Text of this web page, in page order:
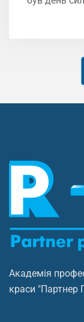
Академія
краси "Партнер